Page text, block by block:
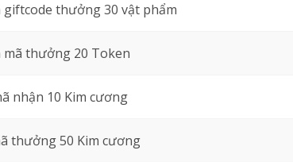
giftcode thưởng 30 vật phẩm
mã thưởng 20 Token
nhận 10 Kim cương
thưởng 50 Kim cương